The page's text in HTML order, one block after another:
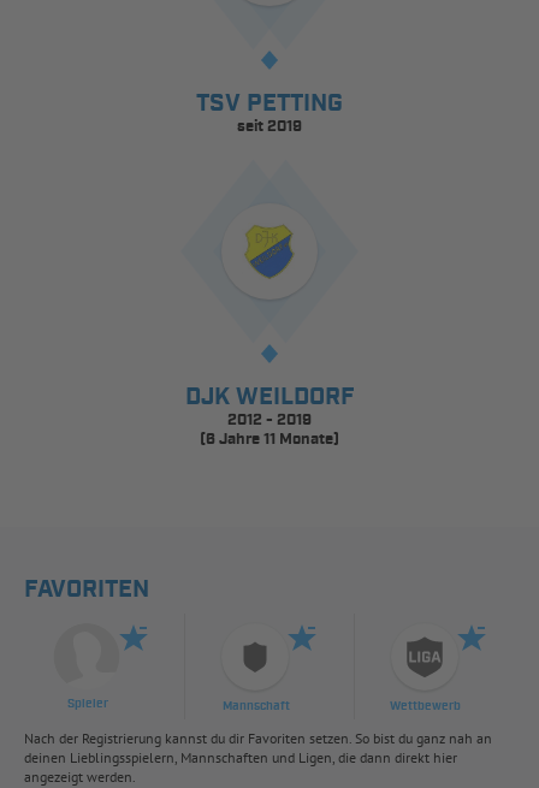
TSV PETTING
seit 2019
DJK WEILDORF
2012 - 2019
(6 Jahre 11 Monate)
FAVORITEN
Spieler Mannschaft Wettbewerb
Nach der Registrierung kannst du dir Favoriten setzen. So bist du ganz nah an
deinen Lieblingsspielern, Mannschaften und Ligen, die dann direkt hier
angezeigt werden.